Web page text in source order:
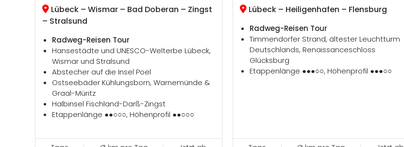
Lübeck – Wismar – Bad Doberan – Zingst
– Stralsund
Radweg-Reisen Tour
Hansestädte und UNESCO-Welterbe Lübeck,
Wismar und Stralsund
Abstecher auf die Insel Poel
Ostseebäder Kühlungsborn, Warnemünde &
Graal-Müritz
Halbinsel Fischland-Darß-Zingst
Etappenlänge ●●○○○, Höhenprofil ●●○○○
Lübeck – Heiligenhafen – Flensburg
Radweg-Reisen Tour
Timmendorfer Strand, ältester Leuchtturm
Deutschlands, Renaissanceschloss
Glücksburg
Etappenlänge ●●●○○, Höhenprofil ●●●○○